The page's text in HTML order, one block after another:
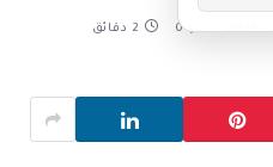
0 2 دقائق